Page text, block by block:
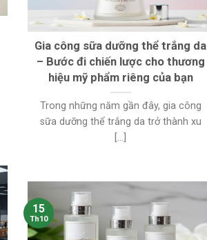
Gia công sữa dưỡng thể trắng da
– Bước đi chiến lược cho thương
hiệu mỹ phẩm riêng của bạn
Trong những năm gần đây, gia công
sữa dưỡng thể trắng da trở thành xu
[...]
15
Th10